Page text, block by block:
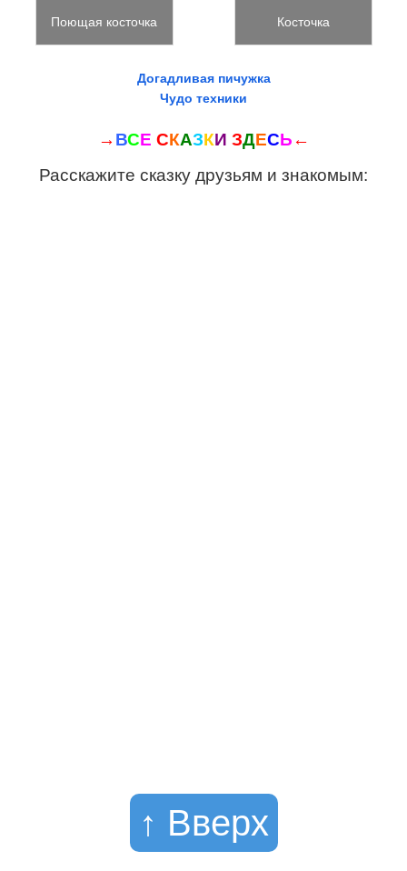
Поющая косточка Косточка
Догадливая пичужка
Чудо техники
→ ВСЕ СКАЗКИ ЗДЕСЬ ←
Расскажите сказку друзьям и знакомым:
↑ Вверх